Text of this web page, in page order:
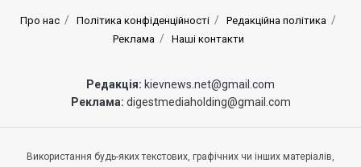
Про нас Політика конфіденційності
Редакційна політика
Реклама
Наші контакти
Редакція: kievnews.net@gmail.com
Реклама: digestmediaholding@gmail.com
Використання будь-яких текстових, графічних чи інших матеріалів,